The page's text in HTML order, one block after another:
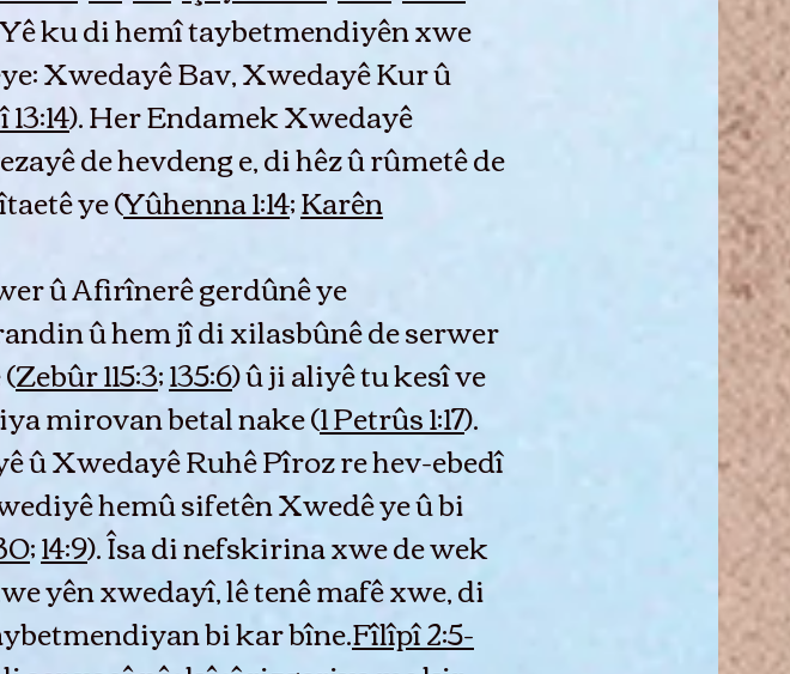
ku di hemî taybetmendiyên xwe
Xwedayê Bav, Xwedayê Kur û
). Her Endamek Xwedayê
de hevdeng e, di hêz û rûmetê de
ye (Yûhenna 1:14;Karên
û Afirînerê gerdûnê ye
û hem jî di xilasbûnê de serwer
Zebûr 115:3;135:6) û ji aliyê tu kesî ve
mirovan betal nake (1 Petrûs 1:17).
û Xwedayê Ruhê Pîroz re hev-ebedî
hemû sifetên Xwedê ye û bi
;14:9). Îsa di nefskirina xwe de wek
yên xwedayî, lê tenê mafê xwe, di
bi kar bîne.Fîlîpî 2:5-